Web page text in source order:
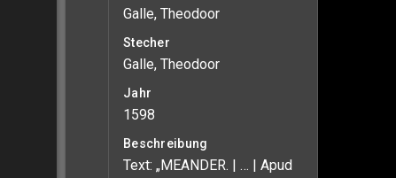
Galle, Theodoor
Stecher
Galle, Theodoor
Jahr
1598
Beschreibung
Text: „MEANDER. | … | Apud